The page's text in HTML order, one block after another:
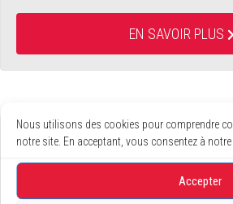
Nous utilisons des cookies pour comprendre
notre site. En acceptant, vous consentez à
Accepter
EN SAVOIR PLUS
FINANC
PROMO